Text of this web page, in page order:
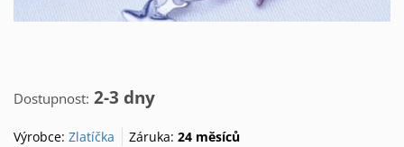
Dostupnost: 2-3 dny
Výrobce: Zlatíčka Záruka:24 měsíců